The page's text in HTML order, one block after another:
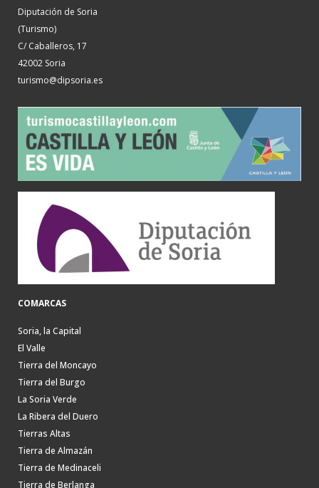
Diputación de Soria
(Turismo)
C/ Caballeros, 17
42002 Soria
turismo@dipsoria.es
COMARCAS
Soria, la Capital
El Valle
Tierra del Moncayo
Tierra del Burgo
La Soria Verde
La Ribera del Duero
Tierras Altas
Tierra de Almazán
Tierra de Medinaceli
Tierra de Berlanga